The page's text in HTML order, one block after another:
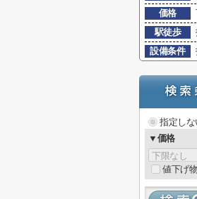
価格
駅徒歩
設備条件
指定しな
▼価格
値下げ